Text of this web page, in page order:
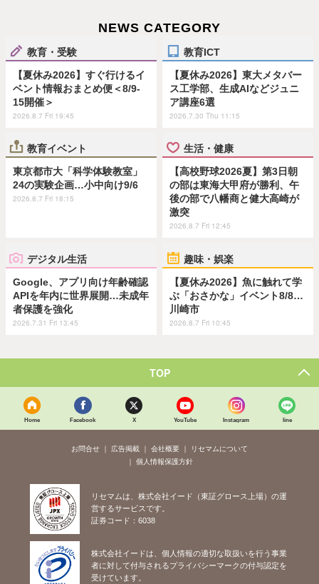
NEWS CATEGORY
教育・受験
【夏休み2026】すぐ行けるイ
ベント情報おまとめ便＜8/9-
15開催＞
2026.8.7 Fri 19:45
教育ICT
【夏休み2026】東大メタバー
ス工学部、生成AIなどジュニ
ア講座6選
2026.7.30 Thu 11:15
教育イベント
東京都市大「科学体験教室」
24の実験企画…小中向け9/6
2026.8.7 Fri 18:15
生活・健康
【高校野球2026夏】第3日朝
の部は東海大甲府が勝利、午
後の部で八幡商と健大高崎が
激突
2026.8.7 Fri 12:45
デジタル生活
Google、アプリ向け年齢確認
APIを年内に世界展開…未成年
者保護を強化
2026.7.31 Fri 13:45
趣味・娯楽
【夏休み2026】魚に触れて学
ぶ「おさかな」イベント8/8…
川崎市
2026.8.7 Fri 10:45
TOP
Home Facebook X YouTube Instagram line
お問合せ 広告掲載 会社概要
リセマムについて
個人情報保護方針
リセマムは、株式会社イード（東証グロース上場）の運
営するサービスです。
証券コード：6038
株式会社イードは、個人情報の適切な取扱いを行う事業
者に対して付与されるプライバシーマークの付与認定を
受けています。